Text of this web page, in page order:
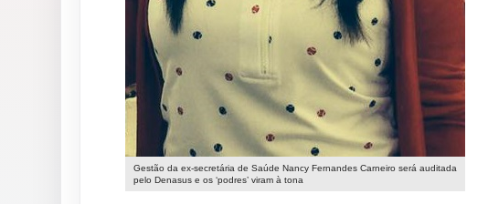
Gestão da ex-secretária de Saúde Nancy Fernandes Carneiro será auditada
pelo Denasus e os ‘podres’ viram à tona